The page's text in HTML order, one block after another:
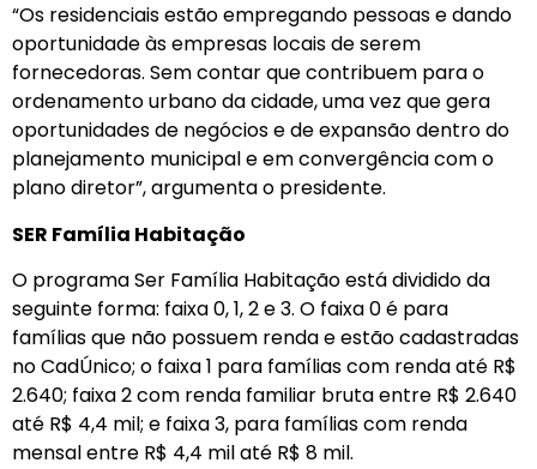
“Os residenciais estão empregando pessoas e dando
oportunidade às empresas locais de serem
fornecedoras. Sem contar que contribuem para o
ordenamento urbano da cidade, uma vez que gera
oportunidades de negócios e de expansão dentro do
planejamento municipal e em convergência com o
plano diretor”, argumenta o presidente.
SER Família Habitação
O programa Ser Família Habitação está dividido da
seguinte forma: faixa 0, 1, 2 e 3. O faixa 0 é para
famílias que não possuem renda e estão cadastradas
no CadÚnico; o faixa 1 para famílias com renda até R$
2.640; faixa 2 com renda familiar bruta entre R$ 2.640
até R$ 4,4 mil; e faixa 3, para famílias com renda
mensal entre R$ 4,4 mil até R$ 8 mil.